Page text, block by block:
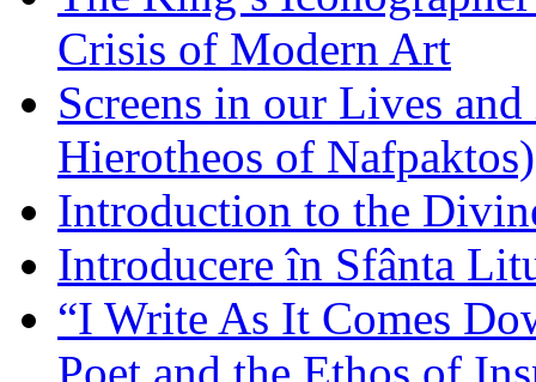
Crisis of Modern Art
Screens in our Lives
Hierotheos of Nafpaktos)
Introduction to the
Introducere în Sfânta
“I Write As It Comes